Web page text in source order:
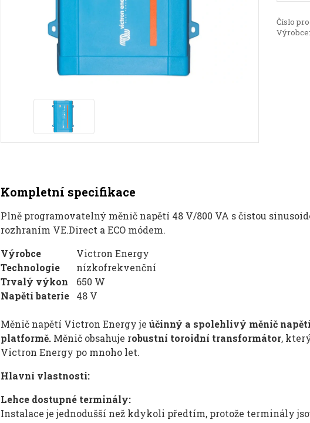
Číslo
Výrobce:
Kompletní specifikace
Plně programovatelný měnič napětí 48 V/800 VA s čistou
rozhraním VE.Direct a ECO módem.
Výrobce
Victron Energy
Technologie
nízkofrekvenční
Trvalý výkon
650 W
Napětí baterie 48 V
Měnič napětí Victron Energy je účinný a spolehlivý měnič
platformě.Měnič obsahuje robustní toroidní transformátor,
Victron Energy po mnoho let.
Hlavní vlastnosti:
Lehce dostupné terminály:
Instalace je jednodušší než kdykoli předtím, protože terminály